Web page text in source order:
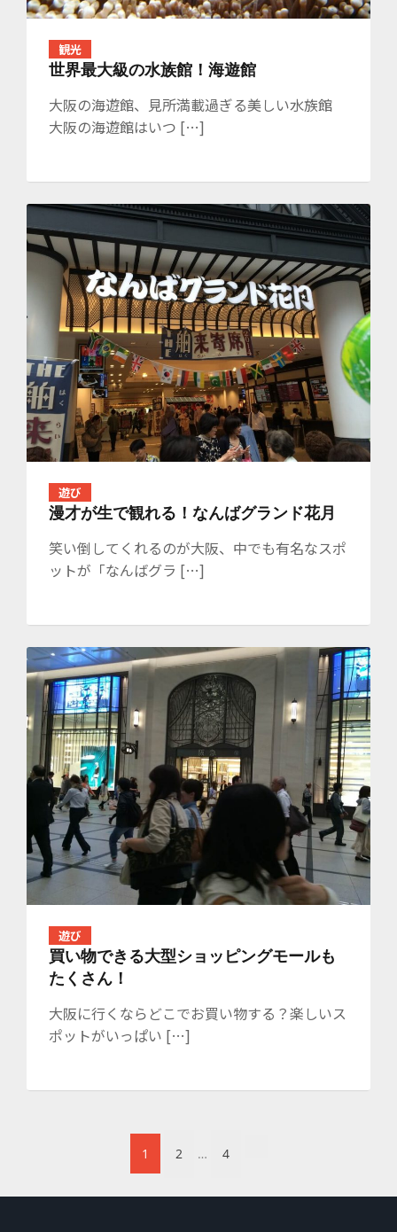
観光
世界最大級の水族館！海遊館
大阪の海遊館、見所満載過ぎる美しい水族館
大阪の海遊館はいつ […]
遊び
漫才が生で観れる！なんばグランド花月
笑い倒してくれるのが大阪、中でも有名なスポ
ットが「なんばグラ […]
遊び
買い物できる大型ショッピングモールも
たくさん！
大阪に行くならどこでお買い物する？楽しいス
ポットがいっぱい […]
1 2 … 4